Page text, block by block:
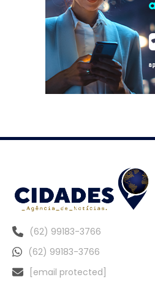
(62) 99183-3766
(62) 99183-3766
[email protected]